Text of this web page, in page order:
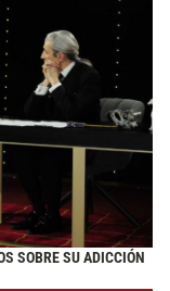
SOBRE SU ADICCIÓN